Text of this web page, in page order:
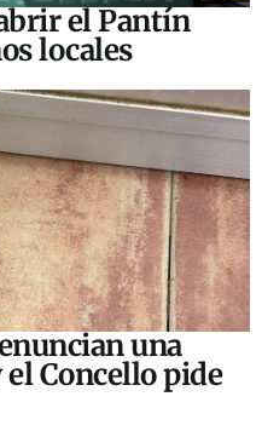
el Pantín
locales
una
el Concello pide